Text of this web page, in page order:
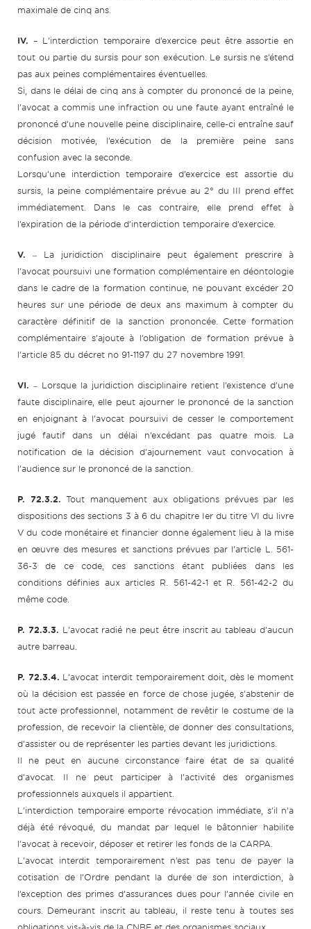
maximale de cinq ans.
IV. – L’interdiction temporaire d’exercice peut être assortie en
tout ou partie du sursis pour son exécution. Le sursis ne s’étend
pas aux peines complémentaires éventuelles.
Si, dans le délai de cinq ans à compter du prononcé de la peine,
l’avocat a commis une infraction ou une faute ayant entraîné le
prononcé d’une nouvelle peine disciplinaire, celle-ci entraîne sauf
décision motivée, l’exécution de la première peine sans
confusion avec la seconde.
Lorsqu’une interdiction temporaire d’exercice est assortie du
sursis, la peine complémentaire prévue au 2° du III prend effet
immédiatement. Dans le cas contraire, elle prend effet à
l’expiration de la période d’interdiction temporaire d’exercice.
V. ‒ La juridiction disciplinaire peut également prescrire à
l’avocat poursuivi une formation complémentaire en déontologie
dans le cadre de la formation continue, ne pouvant excéder 20
heures sur une période de deux ans maximum à compter du
caractère définitif de la sanction prononcée. Cette formation
complémentaire s’ajoute à l’obligation de formation prévue à
l’article 85 du décret no 91-1197 du 27 novembre 1991.
VI. ‒ Lorsque la juridiction disciplinaire retient l’existence d’une
faute disciplinaire, elle peut ajourner le prononcé de la sanction
en enjoignant à l’avocat poursuivi de cesser le comportement
jugé fautif dans un délai n’excédant pas quatre mois. La
notification de la décision d’ajournement vaut convocation à
l’audience sur le prononcé de la sanction.
P. 72.3.2. Tout manquement aux obligations prévues par les
dispositions des sections 3 à 6 du chapitre Ier du titre VI du livre
V du code monétaire et financier donne également lieu à la mise
en œuvre des mesures et sanctions prévues par l’article L. 561-
36-3 de ce code, ces sanctions étant publiées dans les
conditions définies aux articles R. 561-42-1 et R. 561-42-2 du
même code.
P. 72.3.3. L’avocat radié ne peut être inscrit au tableau d’aucun
autre barreau.
P. 72.3.4. L’avocat interdit temporairement doit, dès le moment
où la décision est passée en force de chose jugée, s’abstenir de
tout acte professionnel, notamment de revêtir le costume de la
profession, de recevoir la clientèle, de donner des consultations,
d’assister ou de représenter les parties devant les juridictions.
Il ne peut en aucune circonstance faire état de sa qualité
d’avocat. Il ne peut participer à l’activité des organismes
professionnels auxquels il appartient.
L’interdiction temporaire emporte révocation immédiate, s’il n’a
déjà été révoqué, du mandat par lequel le bâtonnier habilite
l’avocat à recevoir, déposer et retirer les fonds de la CARPA.
L’avocat interdit temporairement n’est pas tenu de payer la
cotisation de l’Ordre pendant la durée de son interdiction, à
l’exception des primes d’assurances dues pour l’année civile en
cours. Demeurant inscrit au tableau, il reste tenu à toutes ses